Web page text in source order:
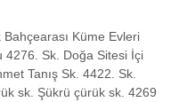
Küme Evleri
4276. Sk. Doğa Sitesi İçi
Tanış Sk. 4422. Sk.
sk. Şükrü çürük sk. 4269